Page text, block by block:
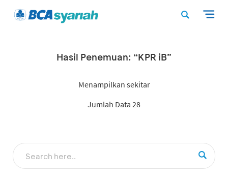
Hasil Penemuan: “KPR iB”
Menampilkan sekitar
Jumlah Data 28